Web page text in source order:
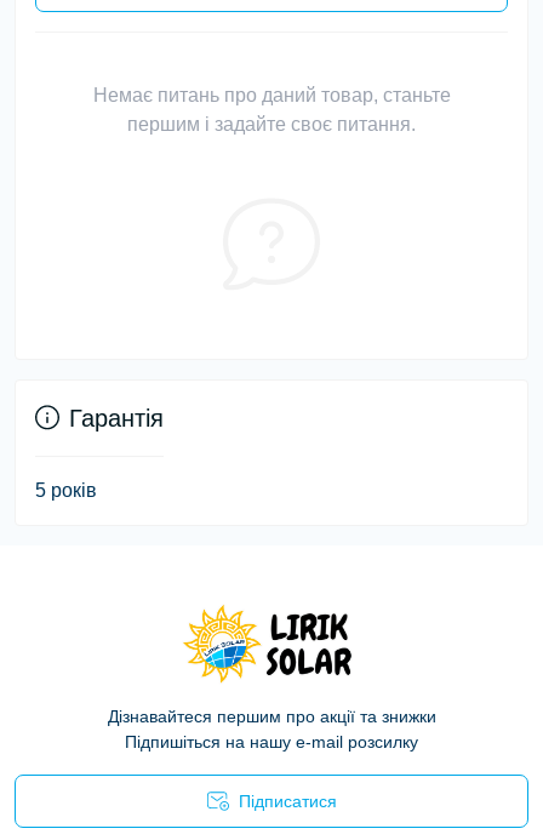
Немає питань про даний товар, станьте
першим і задайте своє питання.
Гарантія
5 років
Дізнавайтеся першим про акції та знижки
Підпишіться на нашу e-mail розсилку
Підписатися